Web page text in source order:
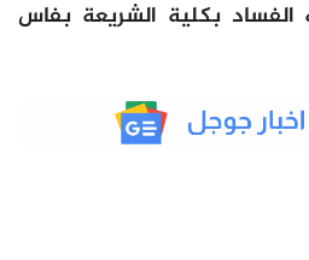
الفساد بكلية الشريعة بفاس